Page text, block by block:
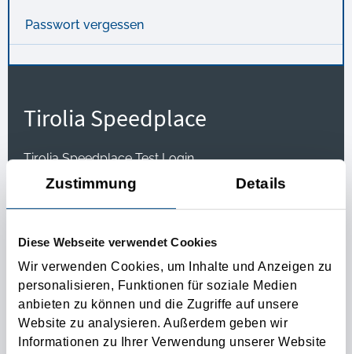
Zustimmung Details
Diese Webseite verwendet Cookies
Wir verwenden Cookies, um Inhalte und Anzeigen zu
personalisieren, Funktionen für soziale Medien
anbieten zu können und die Zugriffe auf unsere
Website zu analysieren. Außerdem geben wir
Informationen zu Ihrer Verwendung unserer Website
Passwort vergessen
Tirolia Speedplace
Tirolia Speedplace Test Login
Upit za ponudu
Transportne rute
Transportne rute